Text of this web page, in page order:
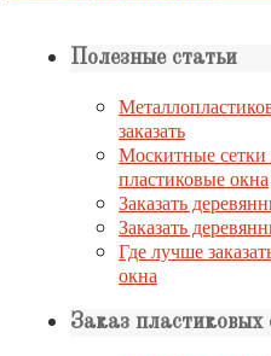
Полезные статьи
заказать
Москитные сетки
пластиковые окна
Заказать
Заказать
Где лучше
окна
Заказ пластиковых